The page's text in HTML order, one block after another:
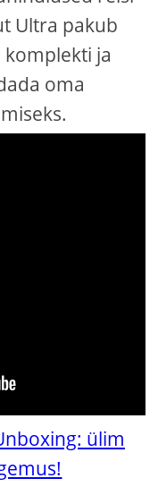
Ultra pakub
ja
oma
ülim